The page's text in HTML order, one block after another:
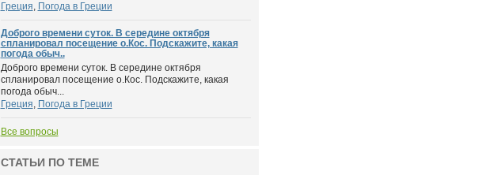
Греция, Погода в Греции
Доброго времени суток. В середине октября
спланировал посещение о.Кос. Подскажите, какая
погода обыч..
Доброго времени суток. В середине октября
спланировал посещение о.Кос. Подскажите, какая
погода обыч...
Греция, Погода в Греции
Все вопросы
СТАТЬИ ПО ТЕМЕ